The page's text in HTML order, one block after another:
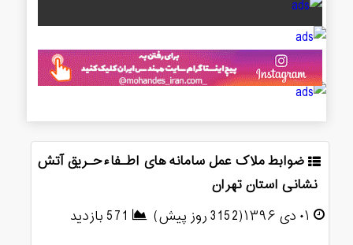
ضوابط ملاک عمل سامانه های اطـفاءحـریق آتش
نشانی استان تهران
۰۱ دی ۱۳۹۶(3152 روز پیش)
571 بازدید